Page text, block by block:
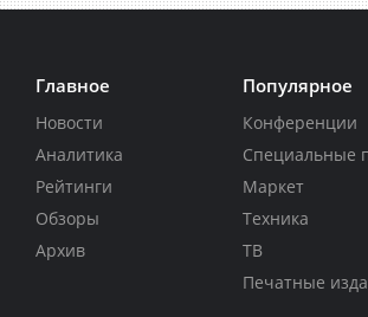
Главное
Новости
Аналитика
Рейтинги
Обзоры
Архив
Популярное
Конференции
Специальные
Маркет
Техника
ТВ
Печатные